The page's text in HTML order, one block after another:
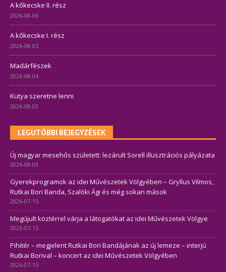
A kőkecske II. rész
2026-08-06
A kőkecske I. rész
2026-08-05
Madárfészek
2026-08-04
Kutya szeretne lenni
2026-08-03
LEGUTÓBBI BEJEGYZÉSEK
Új magyar mesehős született: lezárult Sorell illusztrációs pályázata
2026-08-03
Gyerekprogramok az idei Művészetek Völgyében – Gryllus Vilmos,
Rutkai Bori Banda, Szalóki Ági és még sokan mások
2026-07-15
Megújult köztérrel várja a látogatókat az idei Művészetek Völgye
2026-07-15
Pihitér – megjelent Rutkai Bori Bandájának az új lemeze – interjú
Rutkai Borival – koncert az idei Művészetek Völgyében
2026-07-15